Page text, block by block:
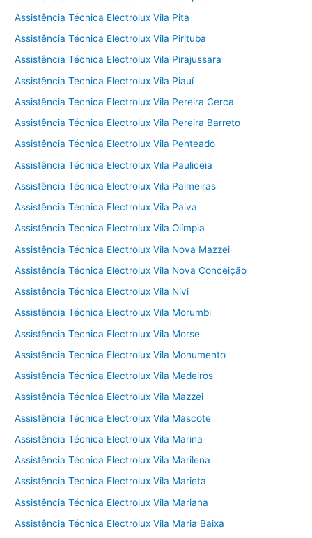
Assistência Técnica Electrolux Vila Pita
Assistência Técnica Electrolux Vila Pirituba
Assistência Técnica Electrolux Vila Pirajussara
Assistência Técnica Electrolux Vila Piauí
Assistência Técnica Electrolux Vila Pereira Cerca
Assistência Técnica Electrolux Vila Pereira Barreto
Assistência Técnica Electrolux Vila Penteado
Assistência Técnica Electrolux Vila Pauliceia
Assistência Técnica Electrolux Vila Palmeiras
Assistência Técnica Electrolux Vila Paiva
Assistência Técnica Electrolux Vila Olímpia
Assistência Técnica Electrolux Vila Nova Mazzei
Assistência Técnica Electrolux Vila Nova Conceição
Assistência Técnica Electrolux Vila Nivi
Assistência Técnica Electrolux Vila Morumbi
Assistência Técnica Electrolux Vila Morse
Assistência Técnica Electrolux Vila Monumento
Assistência Técnica Electrolux Vila Medeiros
Assistência Técnica Electrolux Vila Mazzei
Assistência Técnica Electrolux Vila Mascote
Assistência Técnica Electrolux Vila Marina
Assistência Técnica Electrolux Vila Marilena
Assistência Técnica Electrolux Vila Marieta
Assistência Técnica Electrolux Vila Mariana
Assistência Técnica Electrolux Vila Maria Baixa